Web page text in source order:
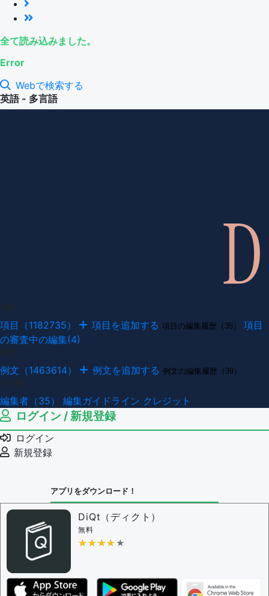
全て読み込みました。
Error
Webで検索する
英語 - 多言語
項目（1182735） 項目を追加する 項目の編集履歴（35）
項目
の審査中の編集(4)
例文（1463614） 例文を追加する 例文の編集履歴（39）
編集者（35） 編集ガイドライン クレジット
ログイン / 新規登録
ログイン
新規登録
アプリをダウンロード！
DiQt（ディクト）
無料
★★★★★
★★★★★